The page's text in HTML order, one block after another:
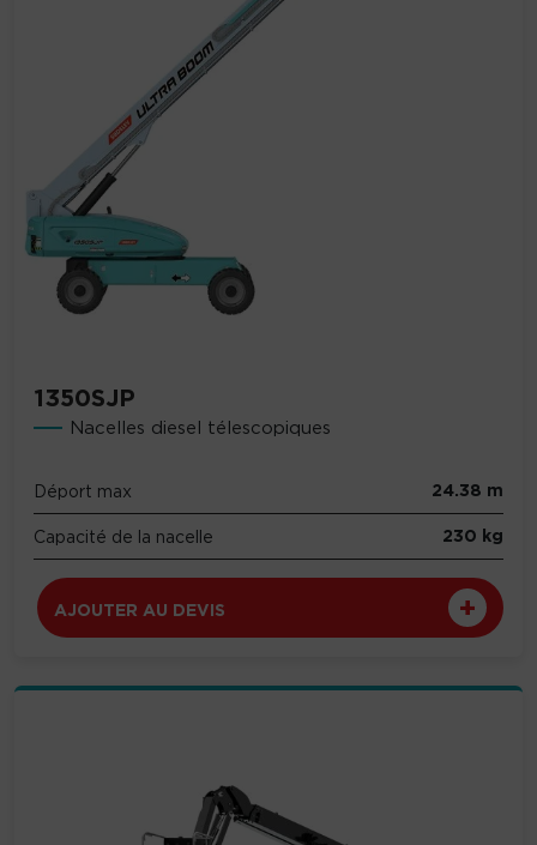
1350SJP
Nacelles diesel télescopiques
Déport max 24.38 m
Capacité de la nacelle 230 kg
AJOUTER AU DEVIS